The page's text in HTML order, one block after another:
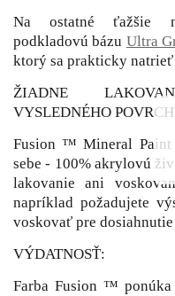
Na ostatné ťažšie
podkladovú bázu Ultra
ktorý sa prakticky natrieť
ŽIADNE
VYSLEDNÉHO
Fusion ™ Mineral Paint
sebe - 100% akrylovú
lakovanie ani
napríklad požadujete
voskovať pre
VÝDATNOSŤ:
Farba Fusion ™